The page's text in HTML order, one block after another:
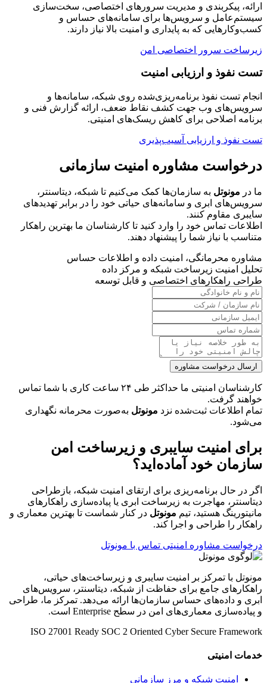
ارائه، پیکربندی و مدیریت سرورهای اختصاصی، سخت‌سازی
سیستم‌عامل و سرویس‌ها برای سامانه‌های حساس و
کسب‌وکارهایی که به پایداری و امنیت بالا نیاز دارند.
زیرساخت سرور اختصاصی امن
تست نفوذ و ارزیابی امنیت
انجام تست نفوذ برنامه‌ریزی‌شده روی شبکه، سامانه‌ها و
سرویس‌های وب جهت کشف نقاط ضعف، ارائه گزارش فنی و
برنامه اصلاحی برای کاهش ریسک‌های امنیتی.
تست نفوذ و ارزیابی آسیب‌پذیری
درخواست مشاوره امنیت سازمانی
ما در مونوتل به سازمان‌ها کمک می‌کنیم تا شبکه، دیتاسنتر،
سرویس‌های ابری و سامانه‌های حیاتی خود را در برابر تهدیدهای
سایبری مقاوم کنند.
اطلاعات تماس خود را وارد کنید تا کارشناسان ما بهترین راهکار
متناسب با نیاز شما را پیشنهاد دهند.
مشاوره محرمانگی، امنیت داده و اطلاعات حساس
تحلیل امنیت زیرساخت شبکه و مرکز داده
طراحی راهکارهای اختصاصی و قابل توسعه
ارسال درخواست مشاوره
کارشناسان امنیتی ما حداکثر طی ۲۴ ساعت کاری با شما تماس
خواهند گرفت.
تمام اطلاعات ثبت‌شده نزد مونوتل به‌صورت محرمانه نگهداری
می‌شود.
برای امنیت سایبری و زیرساخت امن
سازمان خود آماده‌اید؟
اگر در حال برنامه‌ریزی برای ارتقای امنیت شبکه، بازطراحی
دیتاسنتر، مهاجرت به زیرساخت ابری یا پیاده‌سازی راهکارهای
مانیتورینگ هستید، تیم مونوتل در کنار شماست تا بهترین معماری و
راهکار را طراحی و اجرا کند.
درخواست مشاوره امنیتی تماس با مونوتل
مونوتل با تمرکز بر امنیت سایبری و زیرساخت‌های حیاتی،
راهکارهای جامع برای حفاظت از شبکه، دیتاسنتر، سرویس‌های
ابری و داده‌های حساس سازمان‌ها ارائه می‌دهد. تمرکز ما، طراحی
و پیاده‌سازی معماری‌های امن در سطح Enterprise است.
ISO 27001 Ready SOC 2 Oriented Cyber Secure Framework
خدمات امنیتی
امنیت شبکه و مرز سازمانی